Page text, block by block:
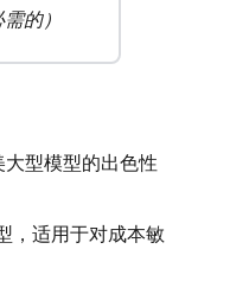
的）
型模型的出色性
，适用于对成本敏